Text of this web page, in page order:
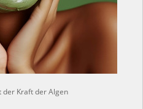
Kraft der Algen